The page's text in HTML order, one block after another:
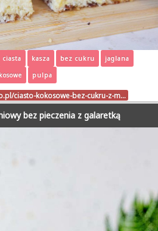
ciasta kasza bez cukru
jaglana
pulpa
ciasto-kokosowe-bez-cukru-z-m…
bez pieczenia z galaretką